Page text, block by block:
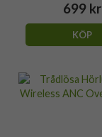
699 kr
KÖP